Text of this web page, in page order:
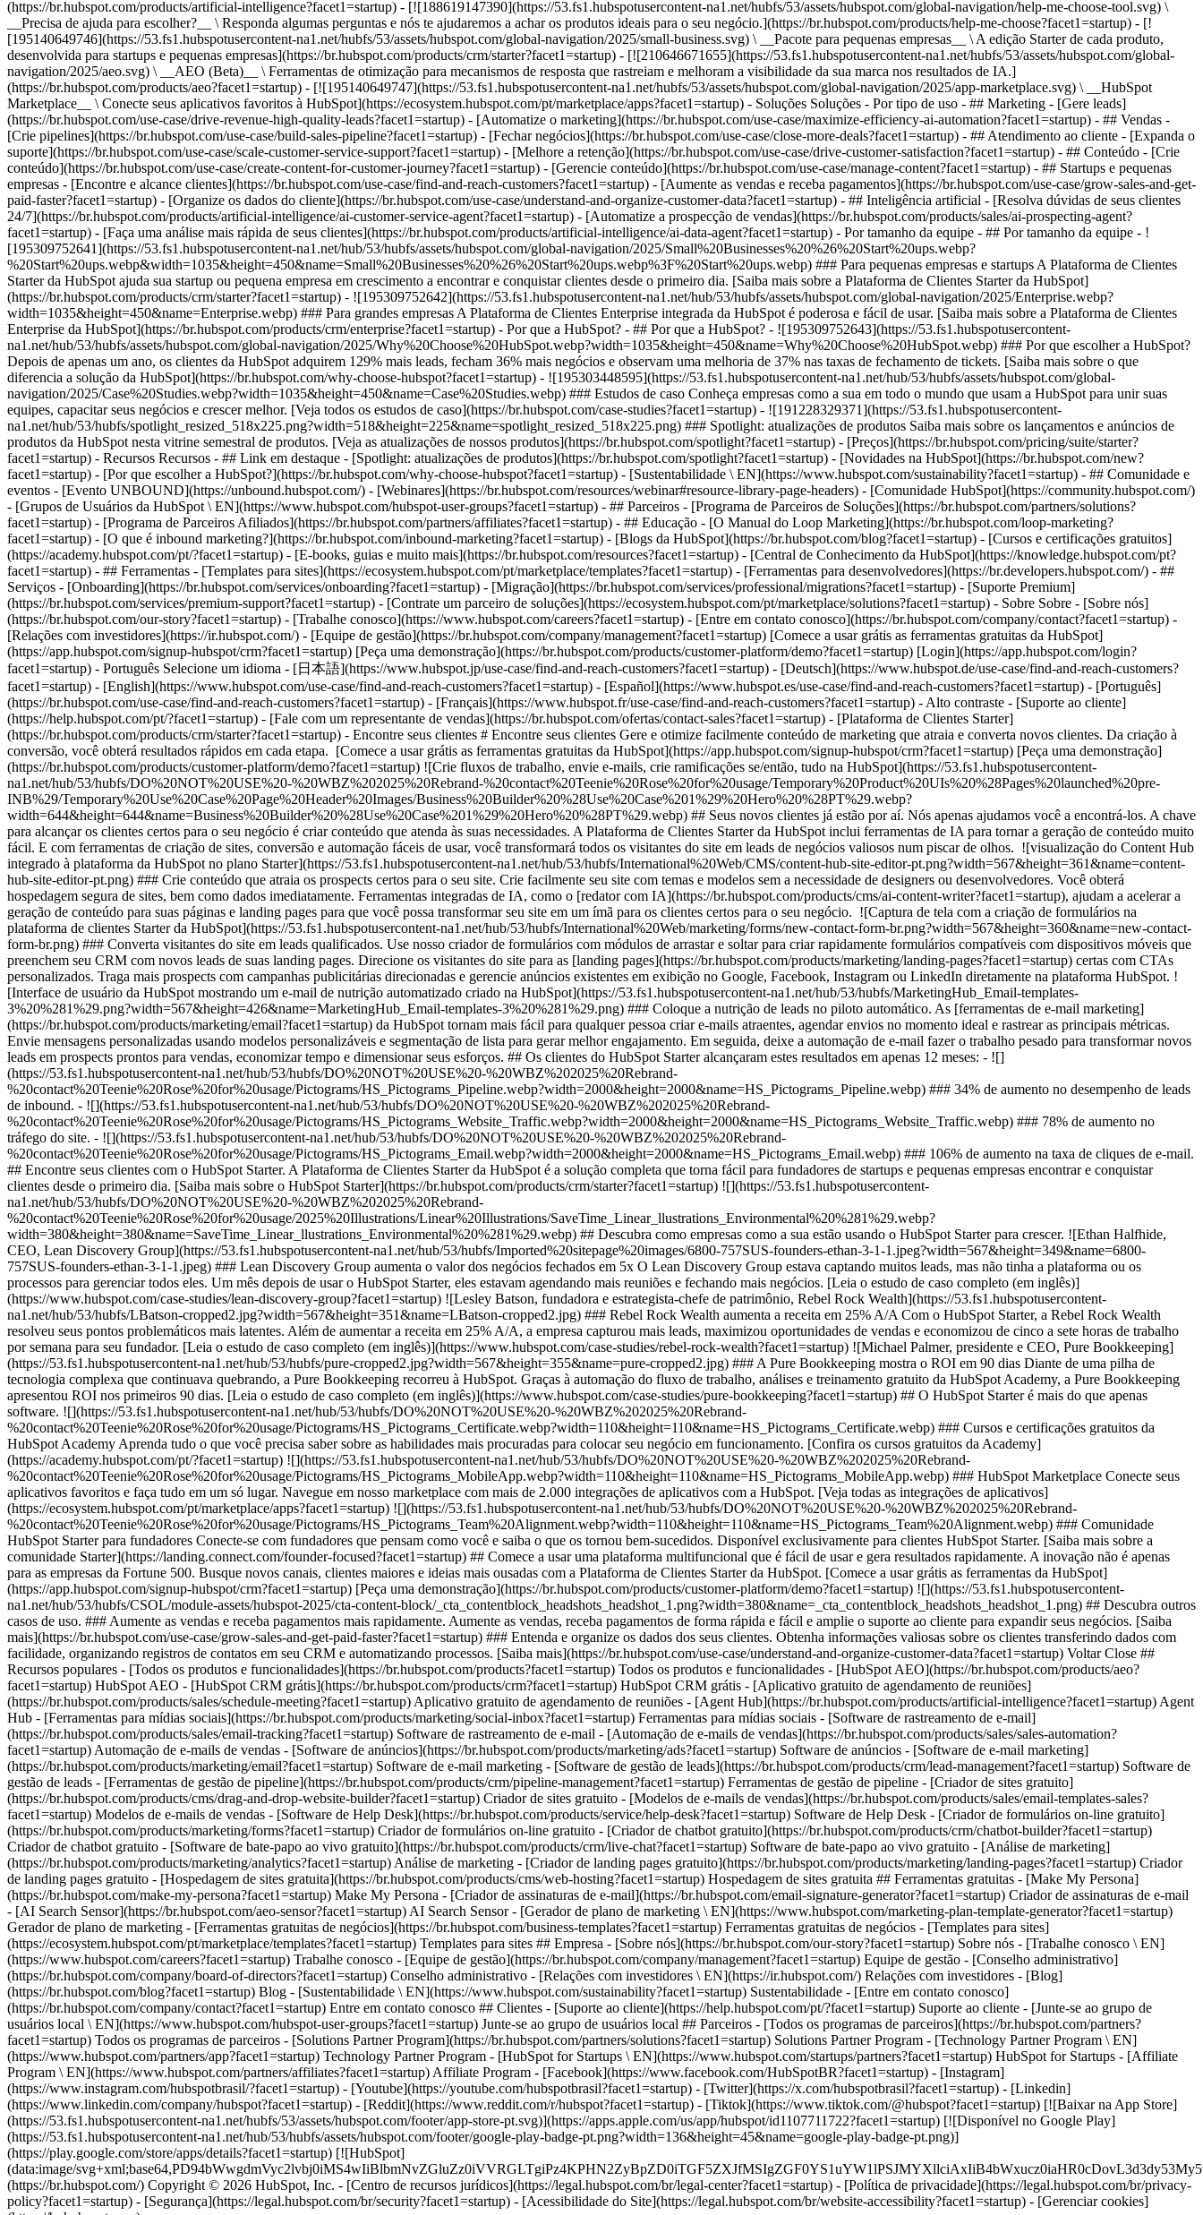
- [Plataforma de Clientes Starter](https://br.hubspot.com/products/crm/starter?facet1=startup) - Encontre seus clientes # Encontre seus clientes Gere e otimize facilmente conteúdo de marketing que atraia e converta novos clientes. Da criação à conversão, você obterá resultados rápidos em cada etapa. [Comece a usar grátis as ferramentas gratuitas da HubSpot](https://app.hubspot.com/signup-hubspot/crm?facet1=startup) [Peça uma demonstração](https://br.hubspot.com/products/customer-platform/demo?facet1=startup) ![Crie fluxos de trabalho, envie e-mails, crie ramificações se/então, tudo na HubSpot](https://53.fs1.hubspotusercontent-na1.net/hub/53/hubfs/DO%20NOT%20USE%20-%20WBZ%202025%20Rebrand-%20contact%20Teenie%20Rose%20for%20usage/Temporary%20Product%20UIs%20%28Pages%20launched%20pre-INB%29/Temporary%20Use%20Case%20Page%20Header%20Images/Business%20Builder%20%28Use%20Case%201%29%20Hero%20%28PT%29.webp?width=644&height=644&name=Business%20Builder%20%28Use%20Case%201%29%20Hero%20%28PT%29.webp) ## Seus novos clientes já estão por aí. Nós apenas ajudamos você a encontrá-los. A chave para alcançar os clientes certos para o seu negócio é criar conteúdo que atenda às suas necessidades. A Plataforma de Clientes Starter da HubSpot inclui ferramentas de IA para tornar a geração de conteúdo muito fácil. E com ferramentas de criação de sites, conversão e automação fáceis de usar, você transformará todos os visitantes do site em leads de negócios valiosos num piscar de olhos. ![visualização do Content Hub integrado à plataforma da HubSpot no plano Starter](https://53.fs1.hubspotusercontent-na1.net/hub/53/hubfs/International%20Web/CMS/content-hub-site-editor-pt.png?width=567&height=361&name=content-hub-site-editor-pt.png) ### Crie conteúdo que atraia os prospects certos para o seu site. Crie facilmente seu site com temas e modelos sem a necessidade de designers ou desenvolvedores. Você obterá hospedagem segura de sites, bem como dados imediatamente. Ferramentas integradas de IA, como o [redator com IA](https://br.hubspot.com/products/cms/ai-content-writer?facet1=startup), ajudam a acelerar a geração de conteúdo para suas páginas e landing pages para que você possa transformar seu site em um ímã para os clientes certos para o seu negócio. ![Captura de tela com a criação de formulários na plataforma de clientes Starter da HubSpot](https://53.fs1.hubspotusercontent-na1.net/hub/53/hubfs/International%20Web/marketing/forms/new-contact-form-br.png?width=567&height=360&name=new-contact-form-br.png) ### Converta visitantes do site em leads qualificados. Use nosso criador de formulários com módulos de arrastar e soltar para criar rapidamente formulários compatíveis com dispositivos móveis que preenchem seu CRM com novos leads de suas landing pages. Direcione os visitantes do site para as [landing pages](https://br.hubspot.com/products/marketing/landing-pages?facet1=startup) certas com CTAs personalizados. Traga mais prospects com campanhas publicitárias direcionadas e gerencie anúncios existentes em exibição no Google, Facebook, Instagram ou LinkedIn diretamente na plataforma HubSpot. ![Interface de usuário da HubSpot mostrando um e-mail de nutrição automatizado criado na HubSpot](https://53.fs1.hubspotusercontent-na1.net/hub/53/hubfs/MarketingHub_Email-templates-3%20%281%29.png?width=567&height=426&name=MarketingHub_Email-templates-3%20%281%29.png) ### Coloque a nutrição de leads no piloto automático. As [ferramentas de e-mail marketing](https://br.hubspot.com/products/marketing/email?facet1=startup) da HubSpot tornam mais fácil para qualquer pessoa criar e-mails atraentes, agendar envios no momento ideal e rastrear as principais métricas. Envie mensagens personalizadas usando modelos personalizáveis e segmentação de lista para gerar melhor engajamento. Em seguida, deixe a automação de e-mail fazer o trabalho pesado para transformar novos leads em prospects prontos para vendas, economizar tempo e dimensionar seus esforços. ## Os clientes do HubSpot Starter alcançaram estes resultados em apenas 12 meses: - ![](https://53.fs1.hubspotusercontent-na1.net/hub/53/hubfs/DO%20NOT%20USE%20-%20WBZ%202025%20Rebrand-%20contact%20Teenie%20Rose%20for%20usage/Pictograms/HS_Pictograms_Pipeline.webp?width=2000&height=2000&name=HS_Pictograms_Pipeline.webp) ### 34% de aumento no desempenho de leads de inbound. - ![](https://53.fs1.hubspotusercontent-na1.net/hub/53/hubfs/DO%20NOT%20USE%20-%20WBZ%202025%20Rebrand-%20contact%20Teenie%20Rose%20for%20usage/Pictograms/HS_Pictograms_Website_Traffic.webp?width=2000&height=2000&name=HS_Pictograms_Website_Traffic.webp) ### 78% de aumento no tráfego do site. - ![](https://53.fs1.hubspotusercontent-na1.net/hub/53/hubfs/DO%20NOT%20USE%20-%20WBZ%202025%20Rebrand-%20contact%20Teenie%20Rose%20for%20usage/Pictograms/HS_Pictograms_Email.webp?width=2000&height=2000&name=HS_Pictograms_Email.webp) ### 106% de aumento na taxa de cliques de e-mail. ## Encontre seus clientes com o HubSpot Starter. A Plataforma de Clientes Starter da HubSpot é a solução completa que torna fácil para fundadores de startups e pequenas empresas encontrar e conquistar clientes desde o primeiro dia. [Saiba mais sobre o HubSpot Starter](https://br.hubspot.com/products/crm/starter?facet1=startup) ![](https://53.fs1.hubspotusercontent-na1.net/hub/53/hubfs/DO%20NOT%20USE%20-%20WBZ%202025%20Rebrand-%20contact%20Teenie%20Rose%20for%20usage/2025%20Illustrations/Linear%20Illustrations/SaveTime_Linear_llustrations_Environmental%20%281%29.webp?width=380&height=380&name=SaveTime_Linear_llustrations_Environmental%20%281%29.webp) ## Descubra como empresas como a sua estão usando o HubSpot Starter para crescer. ![Ethan Halfhide, CEO, Lean Discovery Group](https://53.fs1.hubspotusercontent-na1.net/hub/53/hubfs/Imported%20sitepage%20images/6800-757SUS-founders-ethan-3-1-1.jpeg?width=567&height=349&name=6800-757SUS-founders-ethan-3-1-1.jpeg) ### Lean Discovery Group aumenta o valor dos negócios fechados em 5x O Lean Discovery Group estava captando muitos leads, mas não tinha a plataforma ou os processos para gerenciar todos eles. Um mês depois de usar o HubSpot Starter, eles estavam agendando mais reuniões e fechando mais negócios. [Leia o estudo de caso completo (em inglês)](https://www.hubspot.com/case-studies/lean-discovery-group?facet1=startup) ![Lesley Batson, fundadora e estrategista-chefe de patrimônio, Rebel Rock Wealth](https://53.fs1.hubspotusercontent-na1.net/hub/53/hubfs/LBatson-cropped2.jpg?width=567&height=351&name=LBatson-cropped2.jpg) ### Rebel Rock Wealth aumenta a receita em 25% A/A Com o HubSpot Starter, a Rebel Rock Wealth resolveu seus pontos problemáticos mais latentes. Além de aumentar a receita em 25% A/A, a empresa capturou mais leads, maximizou oportunidades de vendas e economizou de cinco a sete horas de trabalho por semana para seu fundador. [Leia o estudo de caso completo (em inglês)](https://www.hubspot.com/case-studies/rebel-rock-wealth?facet1=startup) ![Michael Palmer, presidente e CEO, Pure Bookkeeping](https://53.fs1.hubspotusercontent-na1.net/hub/53/hubfs/pure-cropped2.jpg?width=567&height=355&name=pure-cropped2.jpg) ### A Pure Bookkeeping mostra o ROI em 90 dias Diante de uma pilha de tecnologia complexa que continuava quebrando, a Pure Bookkeeping recorreu à HubSpot. Graças à automação do fluxo de trabalho, análises e treinamento gratuito da HubSpot Academy, a Pure Bookkeeping apresentou ROI nos primeiros 90 dias. [Leia o estudo de caso completo (em inglês)](https://www.hubspot.com/case-studies/pure-bookkeeping?facet1=startup) ## O HubSpot Starter é mais do que apenas software. ![](https://53.fs1.hubspotusercontent-na1.net/hub/53/hubfs/DO%20NOT%20USE%20-%20WBZ%202025%20Rebrand-%20contact%20Teenie%20Rose%20for%20usage/Pictograms/HS_Pictograms_Certificate.webp?width=110&height=110&name=HS_Pictograms_Certificate.webp) ### Cursos e certificações gratuitos da HubSpot Academy Aprenda tudo o que você precisa saber sobre as habilidades mais procuradas para colocar seu negócio em funcionamento. [Confira os cursos gratuitos da Academy](https://academy.hubspot.com/pt/?facet1=startup) ![](https://53.fs1.hubspotusercontent-na1.net/hub/53/hubfs/DO%20NOT%20USE%20-%20WBZ%202025%20Rebrand-%20contact%20Teenie%20Rose%20for%20usage/Pictograms/HS_Pictograms_MobileApp.webp?width=110&height=110&name=HS_Pictograms_MobileApp.webp) ### HubSpot Marketplace Conecte seus aplicativos favoritos e faça tudo em um só lugar. Navegue em nosso marketplace com mais de 2.000 integrações de aplicativos com a HubSpot. [Veja todas as integrações de aplicativos](https://ecosystem.hubspot.com/pt/marketplace/apps?facet1=startup) ![](https://53.fs1.hubspotusercontent-na1.net/hub/53/hubfs/DO%20NOT%20USE%20-%20WBZ%202025%20Rebrand-%20contact%20Teenie%20Rose%20for%20usage/Pictograms/HS_Pictograms_Team%20Alignment.webp?width=110&height=110&name=HS_Pictograms_Team%20Alignment.webp) ### Comunidade HubSpot Starter para fundadores Conecte-se com fundadores que pensam como você e saiba o que os tornou bem-sucedidos. Disponível exclusivamente para clientes HubSpot Starter. [Saiba mais sobre a comunidade Starter](https://landing.connect.com/founder-focused?facet1=startup) ## Comece a usar uma plataforma multifuncional que é fácil de usar e gera resultados rapidamente. A inovação não é apenas para as empresas da Fortune 500. Busque novos canais, clientes maiores e ideias mais ousadas com a Plataforma de Clientes Starter da HubSpot. [Comece a usar grátis as ferramentas da HubSpot](https://app.hubspot.com/signup-hubspot/crm?facet1=startup) [Peça uma demonstração](https://br.hubspot.com/products/customer-platform/demo?facet1=startup) ![](https://53.fs1.hubspotusercontent-na1.net/hub/53/hubfs/CSOL/module-assets/hubspot-2025/cta-content-block/_cta_contentblock_headshots_headshot_1.png?width=380&name=_cta_contentblock_headshots_headshot_1.png) ## Descubra outros casos de uso. ### Aumente as vendas e
- [Facebook](https://www.facebook.com/HubSpotBR?facet1=startup) - [Instagram]
(https://www.instagram.com/hubspotbrasil/?facet1=startup) - [Youtube](https://youtube.com/hubspotbrasil?facet1=startup) - [Twitter](https://x.com/hubspotbrasil?facet1=startup) - [Linkedin]
(https://www.linkedin.com/company/hubspot?facet1=startup) - [Reddit](https://www.reddit.com/r/hubspot?facet1=startup) - [Tiktok](https://www.tiktok.com/@hubspot?facet1=startup) [![Baixar na App Store]
(https://53.fs1.hubspotusercontent-na1.net/hubfs/53/assets/hubspot.com/footer/app-store-pt.svg)](https://apps.apple.com/us/app/hubspot/id1107711722?facet1=startup) [![Disponível no Google Play]
(https://53.fs1.hubspotusercontent-na1.net/hub/53/hubfs/assets/hubspot.com/footer/google-play-badge-pt.png?width=136&height=45&name=google-play-badge-pt.png)]
(https://play.google.com/store/apps/details?facet1=startup) [![HubSpot]
(data:image/
(https://br.hubspot.com/) Copyright © 2026 HubSpot, Inc. - [Centro de recursos jurídicos](https://legal.hubspot.com/br/legal-center?facet1=startup) - [Política de privacidade](https://legal.hubspot.com/br/privacy-
policy?facet1=startup) - [Segurança](https://legal.hubspot.com/br/security?facet1=startup) - [Acessibilidade do Site](https://legal.hubspot.com/br/website-accessibility?facet1=startup) - [Gerenciar cookies]